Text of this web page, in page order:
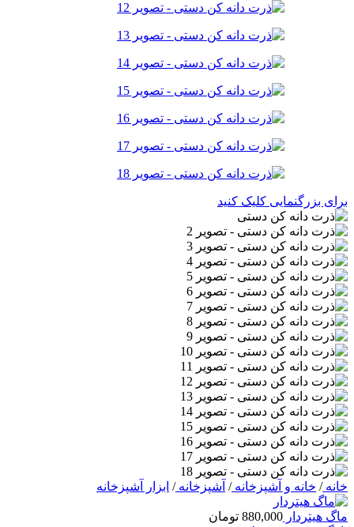
برای بزرگنمایی کلیک کنید
خانه/ خانه و آشپزخانه/ آشپزخانه/ ابزار آشپزخانه
ماگ هیتردار 880,000 تومان